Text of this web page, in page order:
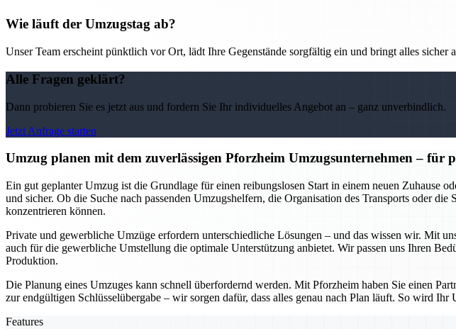
Wie läuft der Umzugstag ab?
Unser Team erscheint pünktlich vor Ort, lädt Ihre Gegenstände sorgfältig ein und bringt alles sicher
Alle Fragen geklärt?
Dann probieren Sie es jetzt aus und fordern Sie Ihr individuelles Angebot an – ganz unverbindlich.
Jetzt Anfrage starten
Umzug planen mit dem zuverlässigen Pforzheim Umzugsunternehmen – für
Ein gut geplanter Umzug ist die Grundlage für einen reibungslosen Start in einem neuen Zuhause
und sicher. Ob die Suche nach passenden Umzugshelfern, die Organisation des Transports oder
konzentrieren können.
Private und gewerbliche Umzüge erfordern unterschiedliche Lösungen – und das wissen wir. Mit
auch für die gewerbliche Umstellung die optimale Unterstützung anbietet. Wir passen uns Ihren
Produktion.
Die Planung eines Umzuges kann schnell überfordernd werden. Mit Pforzheim haben Sie einen
zur endgültigen Schlüsselübergabe – wir sorgen dafür, dass alles genau nach Plan läuft. So wird
Features